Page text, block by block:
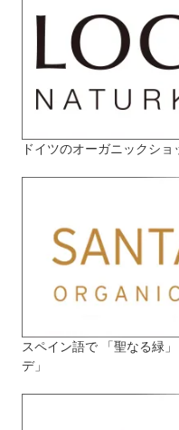
ドイツのオーガニックショ
スペイン語で 「聖なる緑
デ」